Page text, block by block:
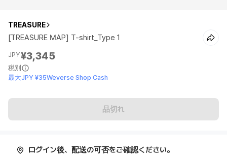
TREASURE
[TREASURE MAP] T-shirt_Type 1
JPY¥3,345
税別
最大JPY ¥35Weverse Shop Cash
品切れ
ログイン後、配送の可否をご確認ください。